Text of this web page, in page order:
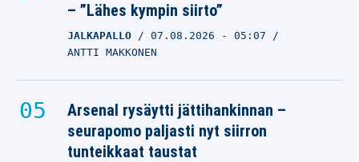
– ”Lähes kympin siirto”
JALKAPALLO 07.08.2026 - 05:07
ANTTI MAKKONEN
Arsenal rysäytti jättihankinnan –
seurapomo paljasti nyt siirron
tunteikkaat taustat